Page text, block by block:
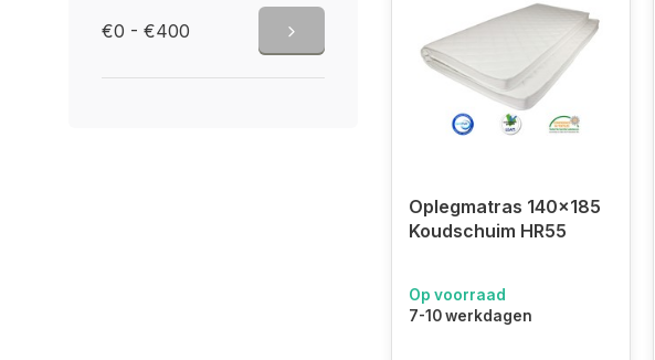
€0 - €400
Oplegmatras 140x185
Koudschuim HR55
Op voorraad
7-10 werkdagen